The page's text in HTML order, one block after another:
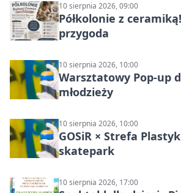
10 sierpnia 2026, 09:00
Półkolonie z
przygoda
10 sierpnia 2026, 10:00
Warsztatowy Pop-up
młodzieży
10 sierpnia 2026, 10:00
GOSiR × Strefa
skatepark
10 sierpnia 2026, 17:00